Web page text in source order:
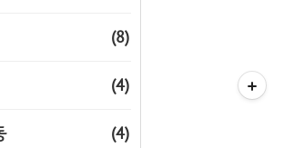
(8)
(4)
(4)